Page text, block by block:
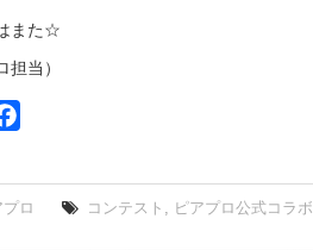
また☆
担当）
e
プロ コンテスト ピアプロ公式コラボ